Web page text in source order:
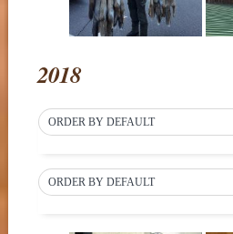
2018
ORDER BY DEFAULT
ORDER BY DEFAULT